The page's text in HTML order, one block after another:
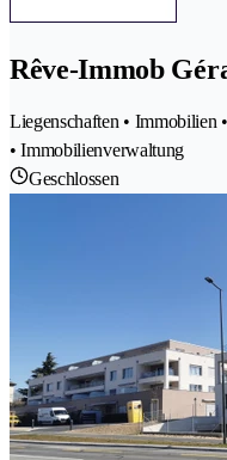
Rêve-Immob
Liegenschaften • Immobilien
• Immobilienverwaltung
Geschlossen